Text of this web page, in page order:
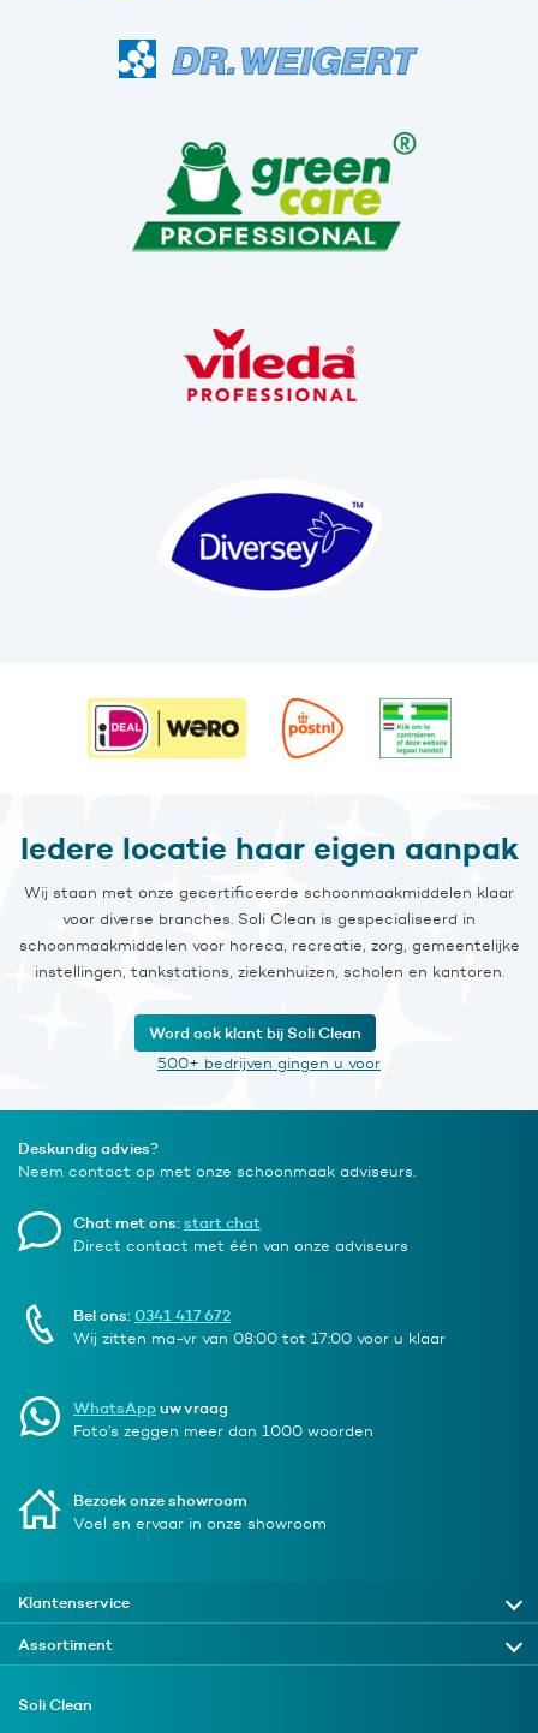
Iedere locatie haar eigen aanpak
Wij staan met onze gecertificeerde schoonmaakmiddelen klaar
voor diverse branches. Soli Clean is gespecialiseerd in
schoonmaakmiddelen voor horeca, recreatie, zorg, gemeentelijke
instellingen, tankstations, ziekenhuizen, scholen en kantoren.
Word ook klant bij Soli Clean
500+ bedrijven gingen u voor
Deskundig advies?
Neem contact op met onze schoonmaak adviseurs.
Chat met ons:start chat
Direct contact met één van onze adviseurs
Bel ons:0341 417 672
Wij zitten ma-vr van 08:00 tot 17:00 voor u klaar
WhatsAppuw vraag
Foto’s zeggen meer dan 1000 woorden
Bezoek onze showroom
Voel en ervaar in onze showroom
Klantenservice
Assortiment
Soli Clean